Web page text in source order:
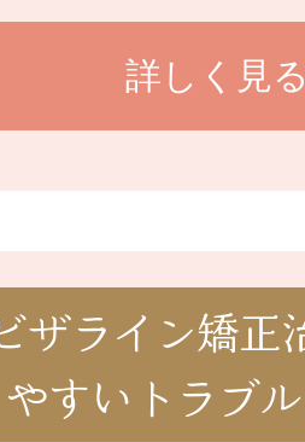
詳しく見
ザライン矯正
やすいトラブ